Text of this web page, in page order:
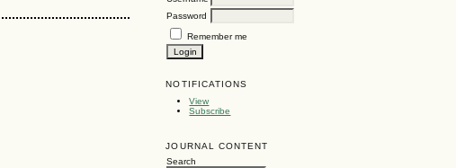
Password
Remember me
NOTIFICATIONS
View
Subscribe
JOURNAL CONTENT
Search